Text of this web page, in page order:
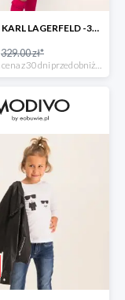
Sukienka KARL LAGERFELD -30%
329.00 zł*
*najniższa cena z 30 dni przed obniżką